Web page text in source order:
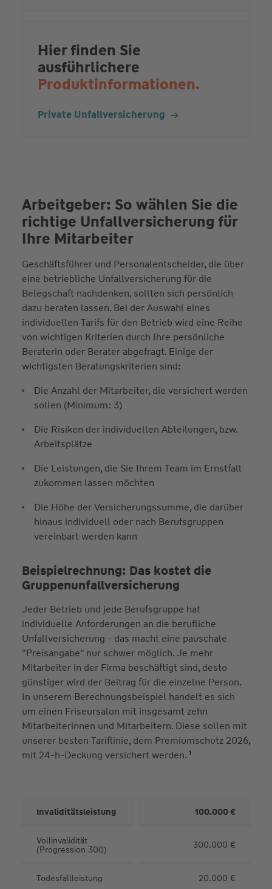
Hier finden Sie
ausführlichere
Produktinformationen.
Private Unfallversicherung
Arbeitgeber: So wählen Sie die
richtige Unfallversicherung für
Ihre Mitarbeiter
Geschäftsführer und Personalentscheider, die über
eine betriebliche Unfallversicherung für die
Belegschaft nachdenken, sollten sich persönlich
dazu beraten lassen. Bei der Auswahl eines
individuellen Tarifs für den Betrieb wird eine Reihe
von wichtigen Kriterien durch Ihre persönliche
Beraterin oder Berater abgefragt. Einige der
wichtigsten Beratungskriterien sind:
Die Anzahl der Mitarbeiter, die versichert werden
sollen (Minimum: 3)
Die Risiken der individuellen Abteilungen, bzw.
Arbeitsplätze
Die Leistungen, die Sie Ihrem Team im Ernstfall
zukommen lassen möchten
Die Höhe der Versicherungssumme, die darüber
hinaus individuell oder nach Berufsgruppen
vereinbart werden kann
Beispielrechnung: Das kostet die
Gruppenunfallversicherung
Jeder Betrieb und jede Berufsgruppe hat
individuelle Anforderungen an die berufliche
Unfallversicherung - das macht eine pauschale
"Preisangabe" nur schwer möglich. Je mehr
Mitarbeiter in der Firma beschäftigt sind, desto
günstiger wird der Beitrag für die einzelne Person.
In unserem Berechnungsbeispiel handelt es sich
um einen Friseursalon mit insgesamt zehn
Mitarbeiterinnen und Mitarbeitern. Diese sollen mit
unserer besten Tariflinie, dem Premiumschutz 2026,
mit 24-h-Deckung versichert werden. 1
Invaliditätsleistung 100.000 €
Vollinvalidität
(Progression 300)
300.000 €
Todesfallleistung 20.000 €